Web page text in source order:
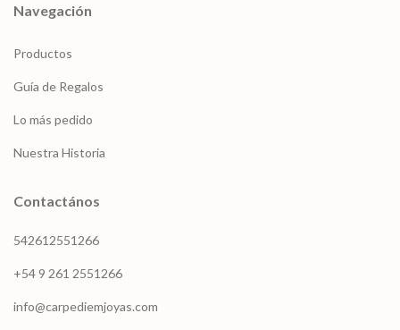
Navegación
Productos
Guía de Regalos
Lo más pedido
Nuestra Historia
Contactános
542612551266
+54 9 261 2551266
info@carpediemjoyas.com